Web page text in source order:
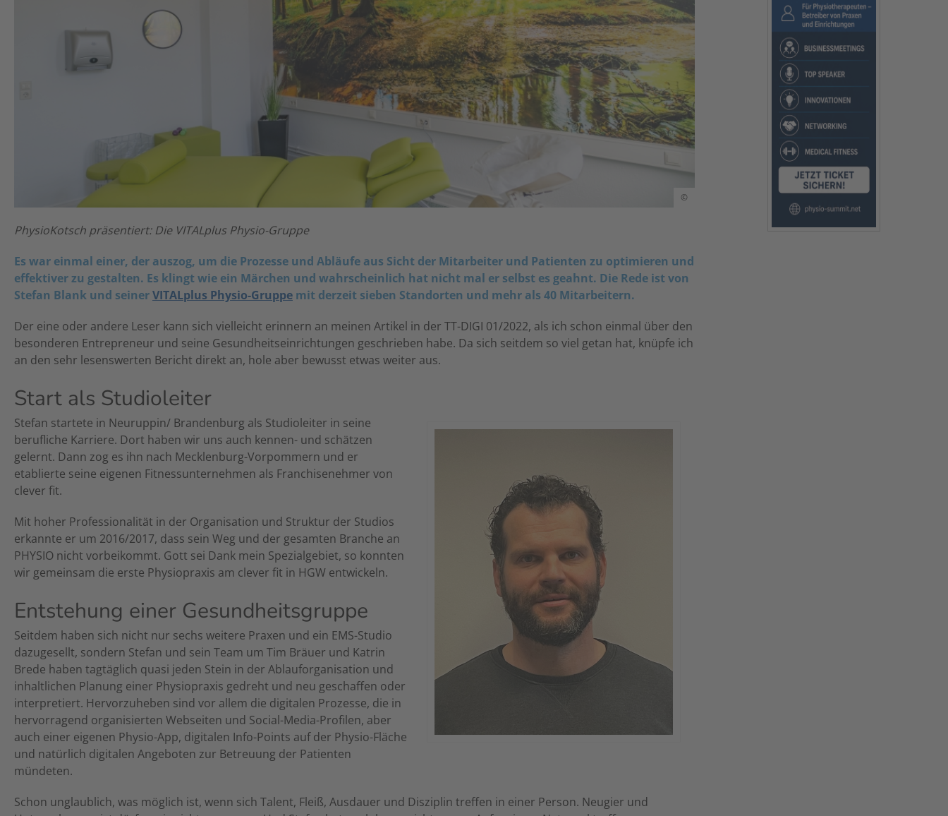
©
PhysioKotsch präsentiert: Die VITALplus Physio-Gruppe
Es war einmal einer, der auszog, um die Prozesse und Abläufe aus Sicht der Mitarbeiter und Patienten zu optimieren und
effektiver zu gestalten. Es klingt wie ein Märchen und wahrscheinlich hat nicht mal er selbst es geahnt. Die Rede ist von
Stefan Blank und seinerVITALplus Physio-Gruppe mit derzeit sieben Standorten und mehr als 40 Mitarbeitern.
Der eine oder andere Leser kann sich vielleicht erinnern an meinen Artikel in der TT-DIGI 01/2022, als ich schon einmal über den
besonderen Entrepreneur und seine Gesundheitseinrichtungen geschrieben habe. Da sich seitdem so viel getan hat, knüpfe ich
an den sehr lesenswerten Bericht direkt an, hole aber bewusst etwas weiter aus.
Start als Studioleiter
Stefan startete in Neuruppin/ Brandenburg als Studioleiter in seine
berufliche Karriere. Dort haben wir uns auch kennen- und schätzen
gelernt. Dann zog es ihn nach Mecklenburg-Vorpommern und er
etablierte seine eigenen Fitnessunternehmen als Franchisenehmer von
clever fit.
Mit hoher Professionalität in der Organisation und Struktur der Studios
erkannte er um 2016/2017, dass sein Weg und der gesamten Branche an
PHYSIO nicht vorbeikommt. Gott sei Dank mein Spezialgebiet, so konnten
wir gemeinsam die erste Physiopraxis am clever fit in HGW entwickeln.
Entstehung einer Gesundheitsgruppe
Seitdem haben sich nicht nur sechs weitere Praxen und ein EMS-Studio
dazugesellt, sondern Stefan und sein Team um Tim Bräuer und Katrin
Brede haben tagtäglich quasi jeden Stein in der Ablauforganisation und
inhaltlichen Planung einer Physiopraxis gedreht und neu geschaffen oder
interpretiert. Hervorzuheben sind vor allem die digitalen Prozesse, die in
hervorragend organisierten Webseiten und Social-Media-Profilen, aber
auch einer eigenen Physio-App, digitalen Info-Points auf der Physio-Fläche
und natürlich digitalen Angeboten zur Betreuung der Patienten
mündeten.
Schon unglaublich, was möglich ist, wenn sich Talent, Fleiß, Ausdauer und Disziplin treffen in einer Person. Neugier und